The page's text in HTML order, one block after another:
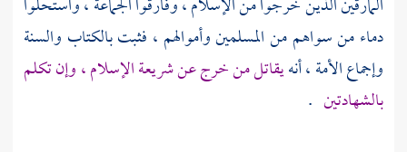
دماء من سواهم من المسلمين وأموالهم ، فثبت بالكتاب والسنة
وإجماع الأمة ، أنهيقاتل من خرج عن شريعة الإسلام ، وإن تكلم
بالشهادتين .